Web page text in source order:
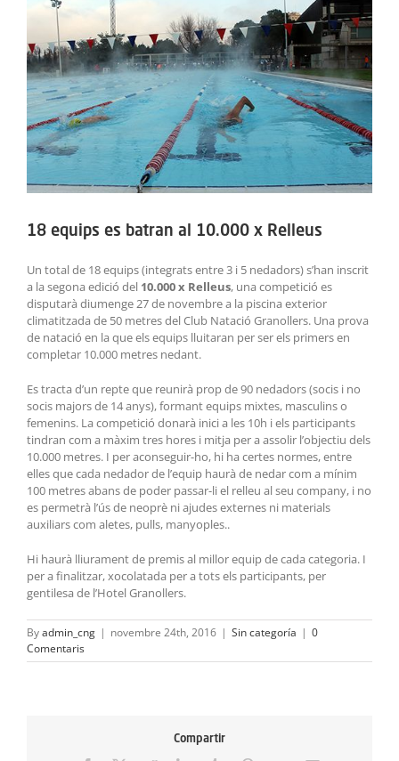
SERVEIS
INFANTS
BLOG
EMPRESES
View
Larger
Image
18 equips es batran al 10.000 x Relleus
Un total de 18 equips (integrats entre 3 i 5 nedadors) s’han inscrit
a la segona edició del 10.000 x Relleus, una competició es
disputarà diumenge 27 de novembre a la piscina exterior
climatitzada de 50 metres del Club Natació Granollers. Una prova
de natació en la que els equips lluitaran per ser els primers en
completar 10.000 metres nedant.
Es tracta d’un repte que reunirà prop de 90 nedadors (socis i no
socis majors de 14 anys), formant equips mixtes, masculins o
femenins. La competició donarà inici a les 10h i els participants
tindran com a màxim tres hores i mitja per a assolir l’objectiu dels
10.000 metres. I per aconseguir-ho, hi ha certes normes, entre
elles que cada nedador de l’equip haurà de nedar com a mínim
100 metres abans de poder passar-li el relleu al seu company, i no
es permetrà l’ús de neoprè ni ajudes externes ni materials
auxiliars com aletes, pulls, manyoples..
Hi haurà lliurament de premis al millor equip de cada categoria. I
per a finalitzar, xocolatada per a tots els participants, per
gentilesa de l’Hotel Granollers.
Byadmin_cng | novembre 24th, 2016 | Sin categoría | 0
Comentaris
Compartir